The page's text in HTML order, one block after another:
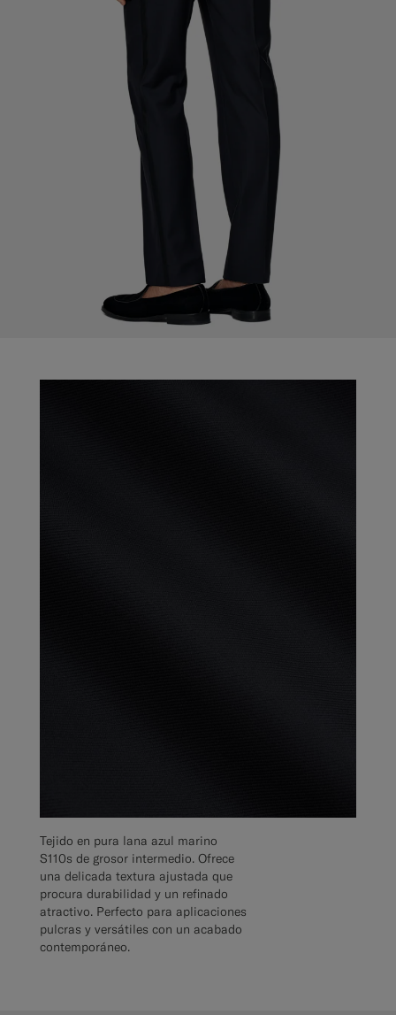
Tejido en pura lana azul marino
S110s de grosor intermedio. Ofrece
una delicada textura ajustada que
procura durabilidad y un refinado
atractivo. Perfecto para aplicaciones
pulcras y versátiles con un acabado
contemporáneo.